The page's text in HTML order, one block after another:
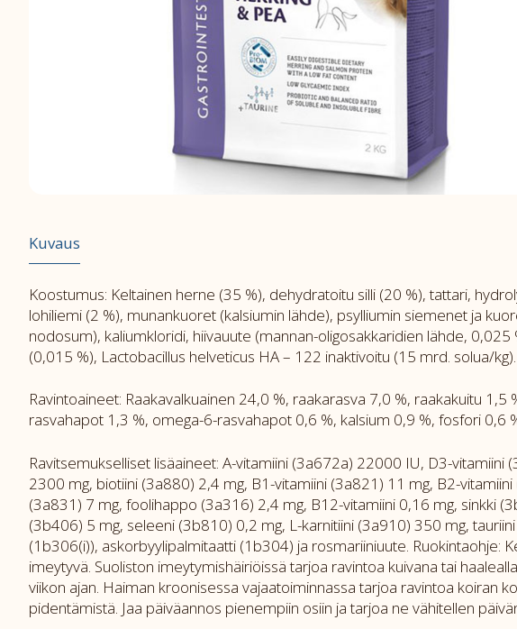
Kuvaus
Koostumus: Keltainen herne (35 %), dehydratoitu silli (20 %), tattari,
lohiliemi (2 %), munankuoret (kalsiumin lähde), psylliumin siemenet ja
nodosum), kaliumkloridi, hiivauute (mannan-oligosakkaridien lähde,
(0,015 %), Lactobacillus helveticus HA – 122 inaktivoitu (15 mrd. solua/kg).
Ravintoaineet: Raakavalkuainen 24,0 %, raakarasva 7,0 %, raakakuitu
rasvahapot 1,3 %, omega-6-rasvahapot 0,6 %, kalsium 0,9 %, fosfori
Ravitsemukselliset lisäaineet: A-vitamiini (3a672a) 22000 IU, D3-
2300 mg, biotiini (3a880) 2,4 mg, B1-vitamiini (3a821) 11 mg, B2-
(3a831) 7 mg, foolihappo (3a316) 2,4 mg, B12-vitamiini 0,16 mg, sinkki
(3b406) 5 mg, seleeni (3b810) 0,2 mg, L-karnitiini (3a910) 350 mg,
(1b306(i)), askorbyylipalmitaatti (1b304) ja rosmariiniuute. Ruokintaohje:
imeytyvä. Suoliston imeytymishäiriöissä tarjoa ravintoa kuivana tai
viikon ajan. Haiman kroonisessa vajaatoiminnassa tarjoa ravintoa koiran
pidentämistä. Jaa päiväannos pienempiin osiin ja tarjoa ne vähitellen